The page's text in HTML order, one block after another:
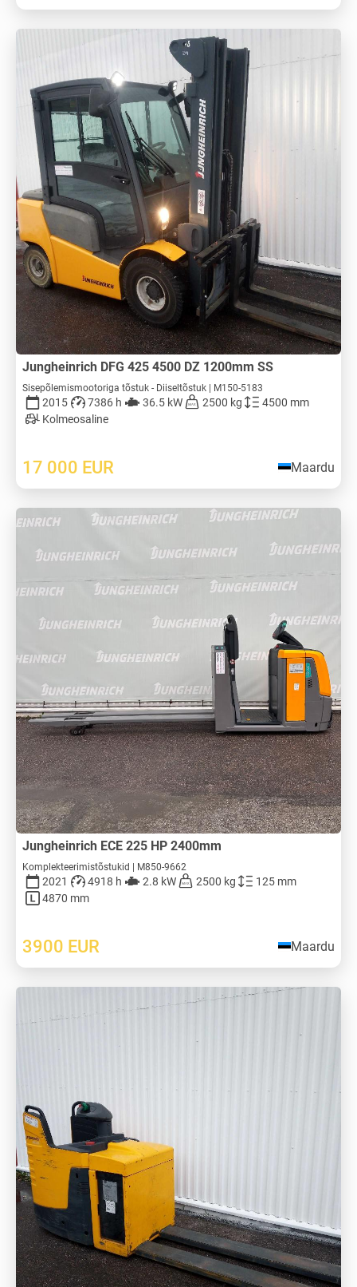
Jungheinrich DFG 425 4500 DZ 1200mm SS
Sisepõlemismootoriga tõstuk - Diiseltõstuk | M150-5183
2015 7386 h 36.5 kW 2500 kg
4500 mm
Kolmeosaline
17 000 EUR Maardu
Jungheinrich ECE 225 HP 2400mm
Komplekteerimistõstukid | M850-9662
2021 4918 h 2.8 kW 2500 kg
125 mm
4870 mm
3900 EUR Maardu